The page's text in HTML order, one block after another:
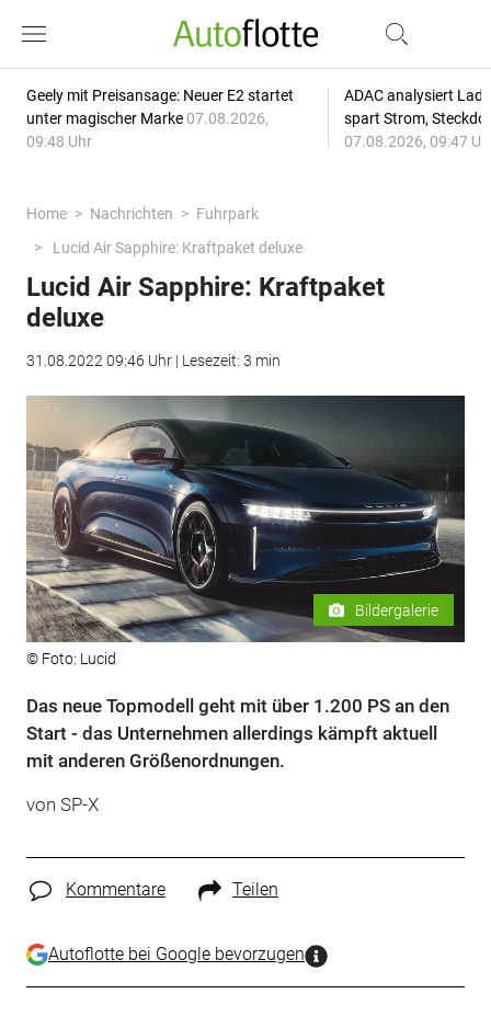
Geely mit Preisansage: Neuer E2 startet
unter magischer Marke 07.08.2026,
09:48 Uhr
ADAC analysiert
spart Strom,
07.08.2026, 09:47
Home Nachrichten
Fuhrpark
Lucid Air Sapphire: Kraftpaket deluxe
Lucid Air Sapphire: Kraftpaket
deluxe
31.08.2022 09:46 Uhr | Lesezeit: 3 min
Bildergalerie
© Foto: Lucid
Das neue Topmodell geht mit über 1.200 PS an den
Start - das Unternehmen allerdings kämpft aktuell
mit anderen Größenordnungen.
von SP-X
Kommentare Teilen
Autoflotte bei Google bevorzugen